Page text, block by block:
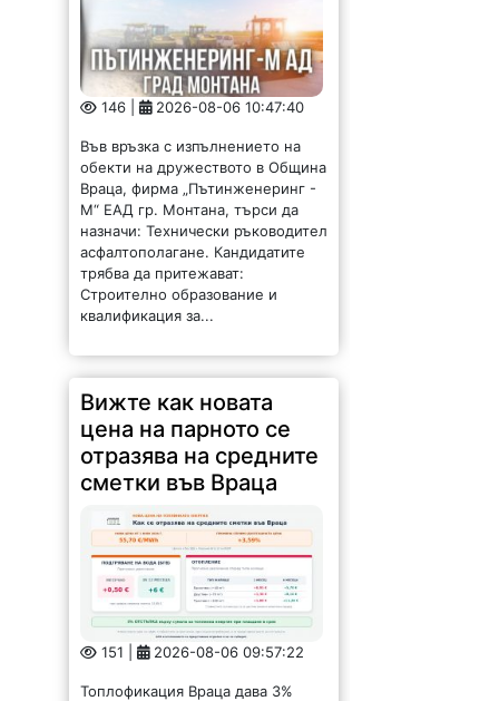
146 | 2026-08-06 10:47:40
Във връзка с изпълнението на
обекти на дружеството в Община
Враца, фирма „Пътинженеринг -
М“ ЕАД гр. Монтана, търси да
назначи: Технически ръководител
асфалтополагане. Кандидатите
трябва да притежават:
Строително образование и
квалификация за...
Вижте как новата
цена на парното се
отразява на средните
сметки във Враца
151 | 2026-08-06 09:57:22
Топлофикация Враца дава 3%